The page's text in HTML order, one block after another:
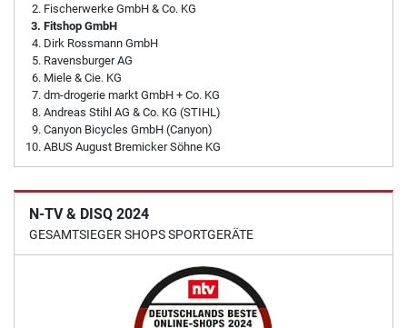
Fischerwerke GmbH & Co. KG
Fitshop GmbH
Dirk Rossmann GmbH
Ravensburger AG
Miele & Cie. KG
dm-drogerie markt GmbH + Co. KG
Andreas Stihl AG & Co. KG (STIHL)
Canyon Bicycles GmbH (Canyon)
ABUS August Bremicker Söhne KG
N-TV & DISQ 2024
GESAMTSIEGER SHOPS SPORTGERÄTE